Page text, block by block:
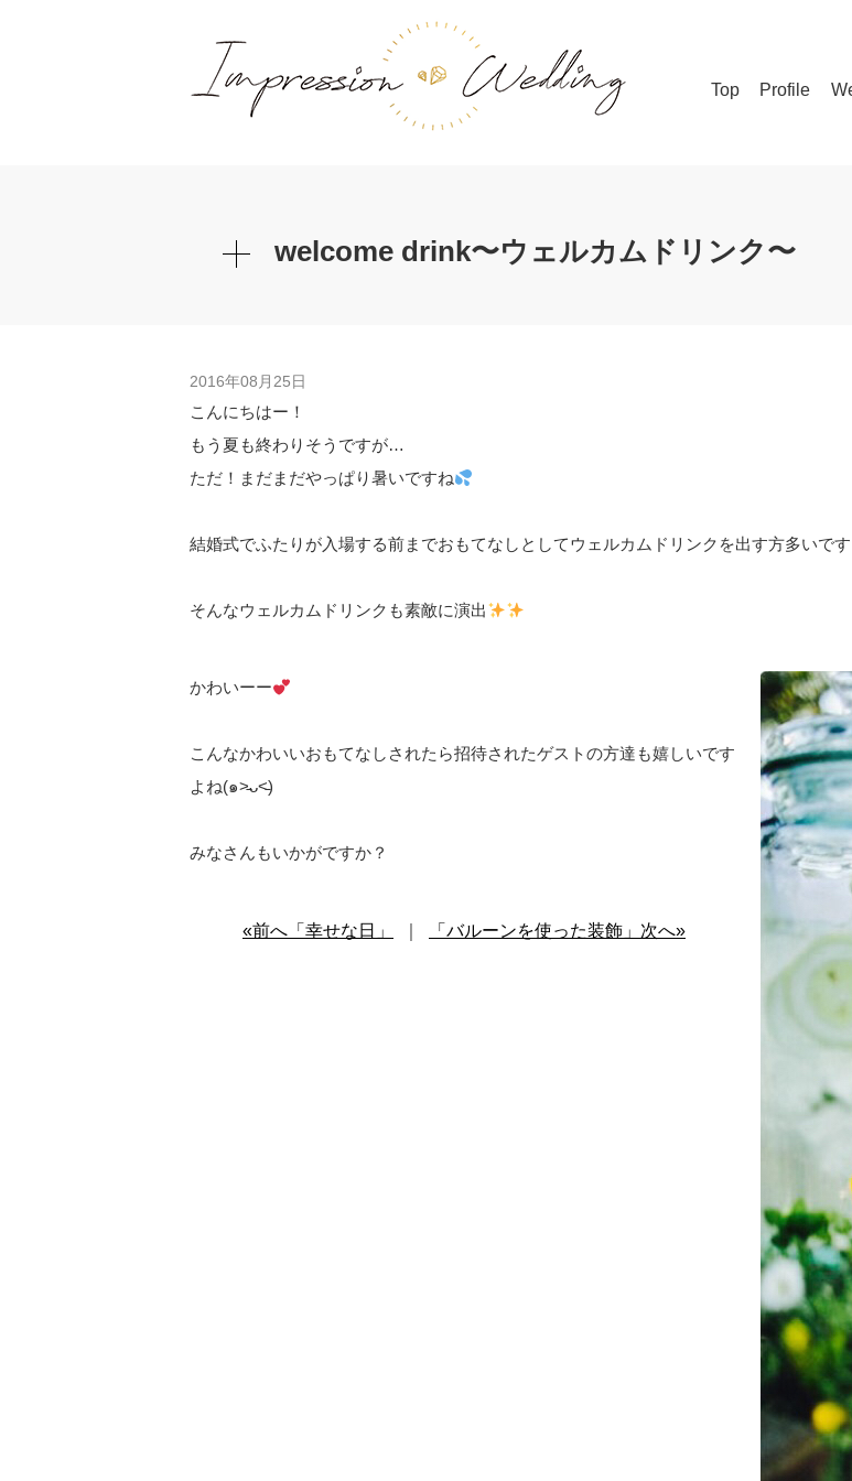
Top Profile
welcome drink〜ウェルカムドリンク〜
2016年08月25日
こんにちはー！
もう夏も終わりそうですが…
ただ！まだまだやっぱり暑いですね
結婚式でふたりが入場する前までおもてなしとしてウェルカムドリンクを出す方多いで
そんなウェルカムドリンクも素敵に演出
かわいーー
こんなかわいいおもてなしされたら招待されたゲストの方達も嬉しいです
よね(๑˃̵ᴗ˂̵)
みなさんもいかがですか？
«前へ「幸せな日」 「バルーンを使った装飾」次へ»